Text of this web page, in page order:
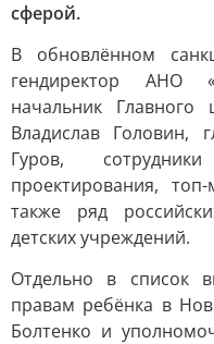
сферой.
В обновлённом
гендиректор АНО
начальник
Владислав Головин,
Гуров,
проектирования,
также ряд
детских учреждений.
Отдельно в список
правам ребёнка в
Болтенко и